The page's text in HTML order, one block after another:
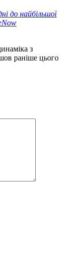
до найбільшої
з
раніше цього